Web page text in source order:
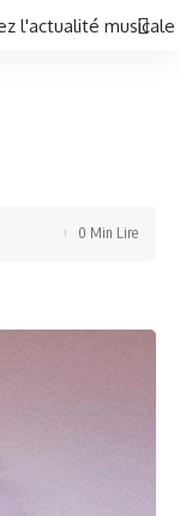
l'actualité
0 Min Lire